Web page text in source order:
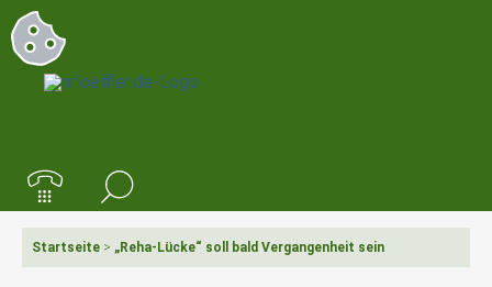
Startseite > „Reha-Lücke“ soll bald Vergangenheit sein